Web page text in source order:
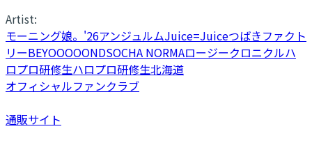
Artist:
モーニング娘。'26アンジュルムJuice=Juiceつばきファクト
リーBEYOOOOONDSOCHA NORMAロージークロニクルハ
ロプロ研修生ハロプロ研修生北海道
オフィシャルファンクラブ
通販サイト